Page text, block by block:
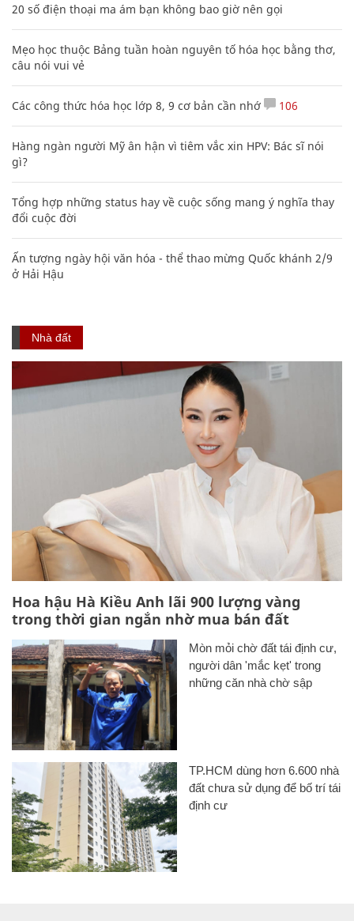
20 số điện thoại ma ám bạn không bao giờ nên gọi
Mẹo học thuộc Bảng tuần hoàn nguyên tố hóa học bằng thơ,
câu nói vui vẻ
Các công thức hóa học lớp 8, 9 cơ bản cần nhớ 106
Hàng ngàn người Mỹ ân hận vì tiêm vắc xin HPV: Bác sĩ nói
gì?
Tổng hợp những status hay về cuộc sống mang ý nghĩa thay
đổi cuộc đời
Ấn tượng ngày hội văn hóa - thể thao mừng Quốc khánh 2/9
ở Hải Hậu
Nhà đất
Hoa hậu Hà Kiều Anh lãi 900 lượng vàng
trong thời gian ngắn nhờ mua bán đất
Mòn mỏi chờ đất tái định cư,
người dân 'mắc kẹt' trong
những căn nhà chờ sập
TP.HCM dùng hơn 6.600 nhà
đất chưa sử dụng để bố trí tái
định cư